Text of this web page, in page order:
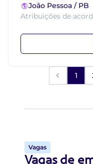
João Pessoa / PB
Atribuições de
1
Vagas
Vagas de